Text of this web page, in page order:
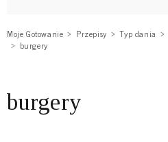
Moje Gotowanie Przepisy Typ dania
burgery
burgery